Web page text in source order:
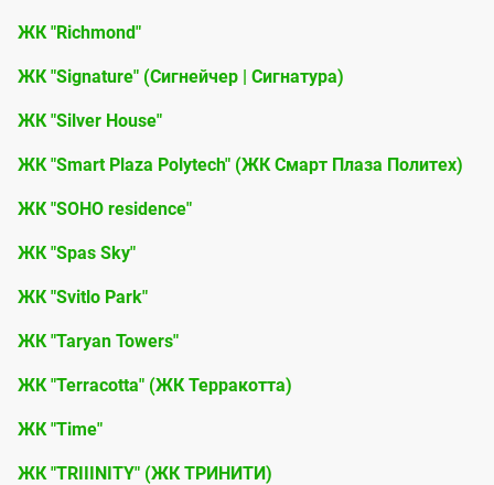
ЖК "Richmond"
ЖК "Signature" (Сигнейчер | Сигнатура)
ЖК "Silver House"
ЖК "Smart Plaza Polytech" (ЖК Смарт Плаза Политех)
ЖК "SOHO residence"
ЖК "Spas Sky"
ЖК "Svitlo Park"
ЖК "Taryan Towers"
ЖК "Terracotta" (ЖК Терракотта)
ЖК "Time"
ЖК "TRIIINITY" (ЖК ТРИНИТИ)